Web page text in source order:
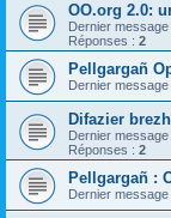
OO.org 2.0:
Dernier
Réponses : 2
Pellgargañ
Dernier
Difazier
Dernier
Réponses : 2
Pellgargañ :
Dernier